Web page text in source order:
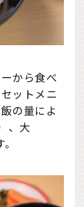
から食べ
ットメニ
の量によ
、大